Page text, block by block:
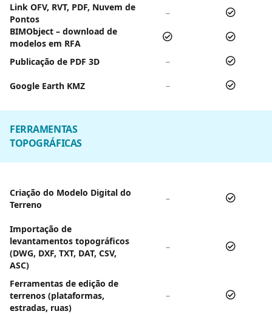
Link OFV, RVT, PDF, Nuvem de
Pontos
–
BIMObject – download de
modelos em RFA
Publicação de PDF 3D
–
Google Earth KMZ –
FERRAMENTAS
TOPOGRÁFICAS
Criação do Modelo Digital do
Terreno
–
Importação de
levantamentos topográficos
(DWG, DXF, TXT, DAT, CSV,
ASC)
–
Ferramentas de edição de
terrenos (plataformas,
estradas, ruas)
–